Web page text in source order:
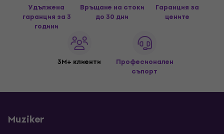
Удължена
гаранция за 3
години
Връщане на стоки
до 30 дни
Гаранция за
цените
3M+ клиенти
Професионален
съпорт
Muziker